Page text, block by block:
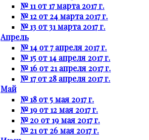
№ 11 от 17 марта 2017 г.
№ 12 от 24 марта 2017 г.
№ 13 от 31 марта 2017 г.
Апрель
№ 14 от 7 апреля 2017 г.
№ 15 от 14 апреля 2017 г.
№ 16 от 21 апреля 2017 г.
№ 17 от 28 апреля 2017 г.
Май
№ 18 от 5 мая 2017 г.
№ 19 от 12 мая 2017 г.
№ 20 от 19 мая 2017 г.
№ 21 от 26 мая 2017 г.